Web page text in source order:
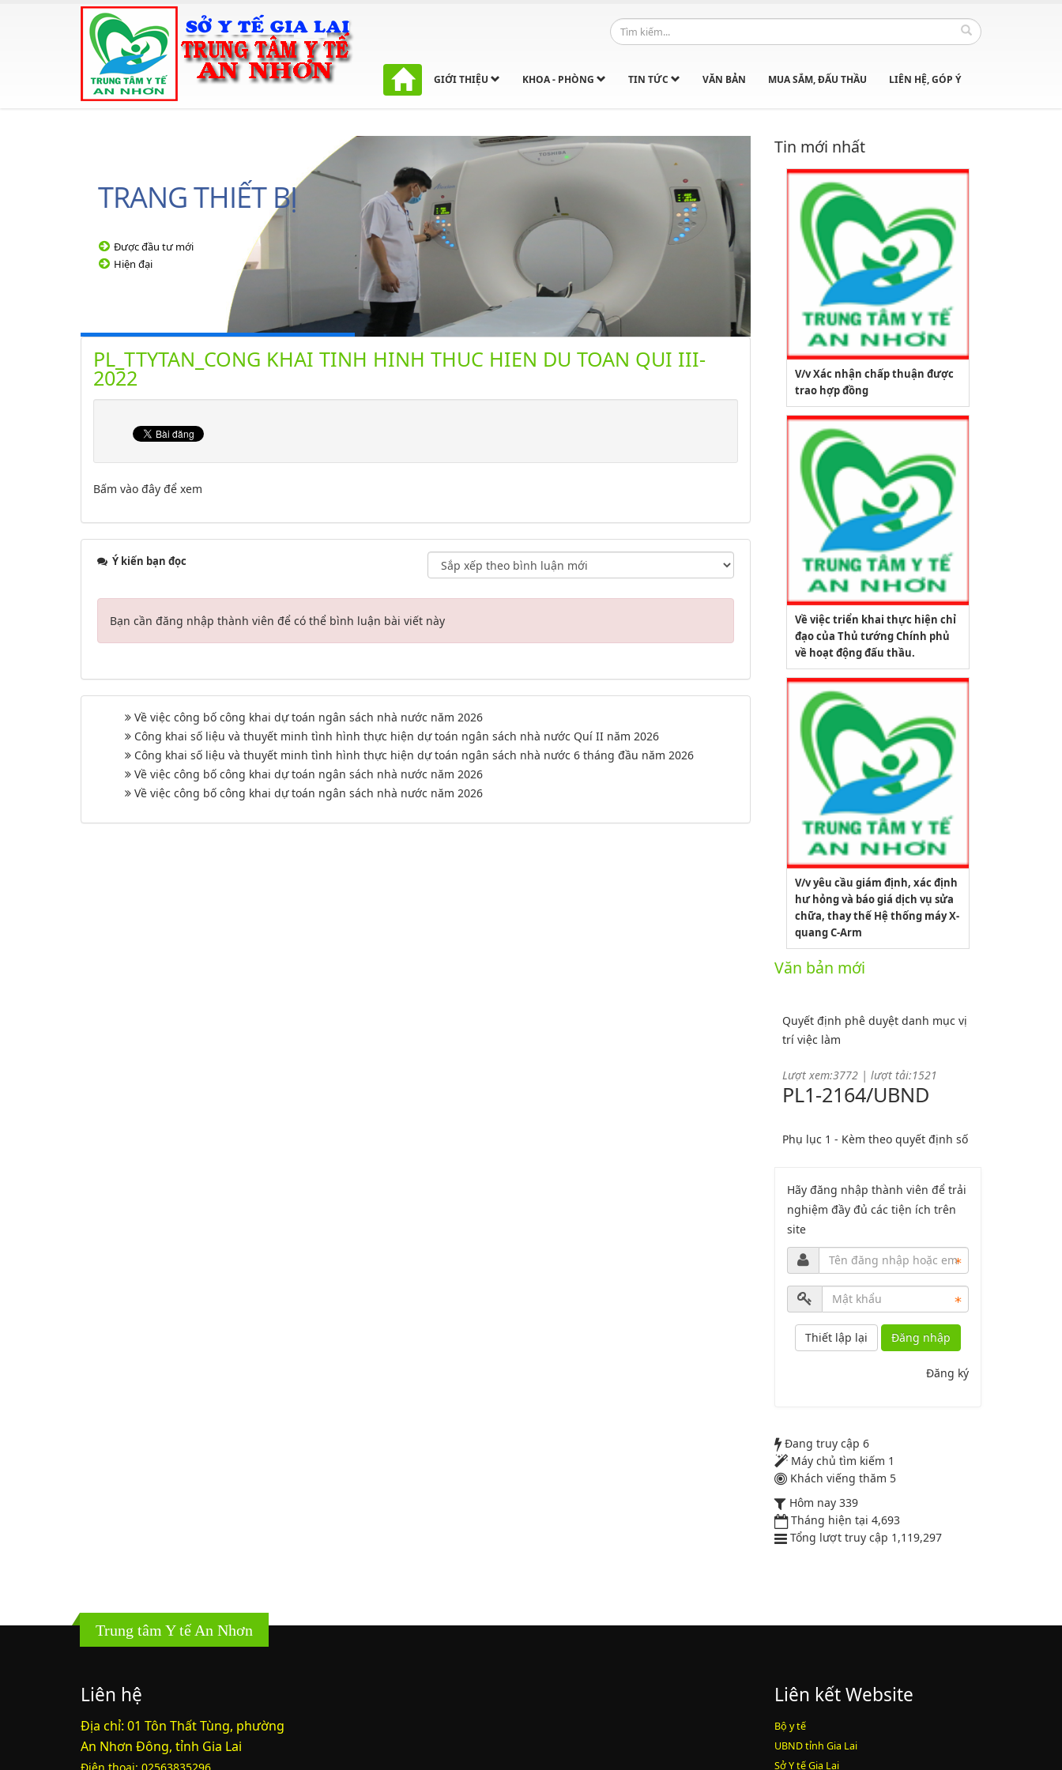
GIỚI THIỆU KHOA - PHÒNG TIN TỨC VĂN BẢN MUA SẮM, ĐẤU THẦU LIÊN HỆ, GÓP Ý
TRANG THIẾT BỊ
Được đầu tư mới
Hiện đại
PL_TTYTAN_CONG KHAI TINH HINH THUC HIEN DU TOAN QUI III-
2022
Bấm vào đây để xem
Ý kiến bạn đọc
Bạn cần đăng nhập thành viên để có thể bình luận bài viết này
Về việc công bố công khai dự toán ngân sách nhà nước năm 2026
Công khai số liệu và thuyết minh tình hình thực hiện dự toán ngân sách nhà nước Quí II năm 2026
Công khai số liệu và thuyết minh tình hình thực hiện dự toán ngân sách nhà nước 6 tháng đầu năm 2026
Về việc công bố công khai dự toán ngân sách nhà nước năm 2026
Về việc công bố công khai dự toán ngân sách nhà nước năm 2026
Tin mới nhất
V/v Xác nhận chấp thuận được
trao hợp đồng
Về việc triển khai thực hiện chỉ
đạo của Thủ tướng Chính phủ
về hoạt động đấu thầu.
V/v yêu cầu giám định, xác định
hư hỏng và báo giá dịch vụ sửa
chữa, thay thế Hệ thống máy X-
quang C-Arm
Văn bản mới
2164/QĐUBND
trí việc làm
Lượt xem:3772 | lượt tải:1521
PL1-2164/UBND
PL2-2164/UBND
Phụ lục 2 - Kèm theo quyết định số
2164
Lượt xem:1998 | lượt tải:1060
PL3-2164/UBND
Phụ lục 3 - Kèm theo quyết định số
Luật sửa đổi, bổ sung một số điều
của luật cán bộ, công chức. luật
công chức
Lượt xem:1784 | lượt tải:546
PL1-2164/UBND
Phụ lục 1 - Kèm theo quyết định số
2164
Hãy đăng nhập thành viên để trải
nghiệm đầy đủ các tiện ích trên
site
Đăng nhập
Đăng ký
Đang truy cập 6
Máy chủ tìm kiếm 1
Khách viếng thăm 5
Hôm nay 339
Tháng hiện tại 4,693
Tổng lượt truy cập 1,119,297
Trung tâm Y tế An Nhơn
Liên hệ
Địa chỉ: 01 Tôn Thất Tùng, phường
An Nhơn Đông, tỉnh Gia Lai
Liên kết Website
Bộ y tế
UBND tỉnh Gia Lai
Sở Y tế Gia Lai